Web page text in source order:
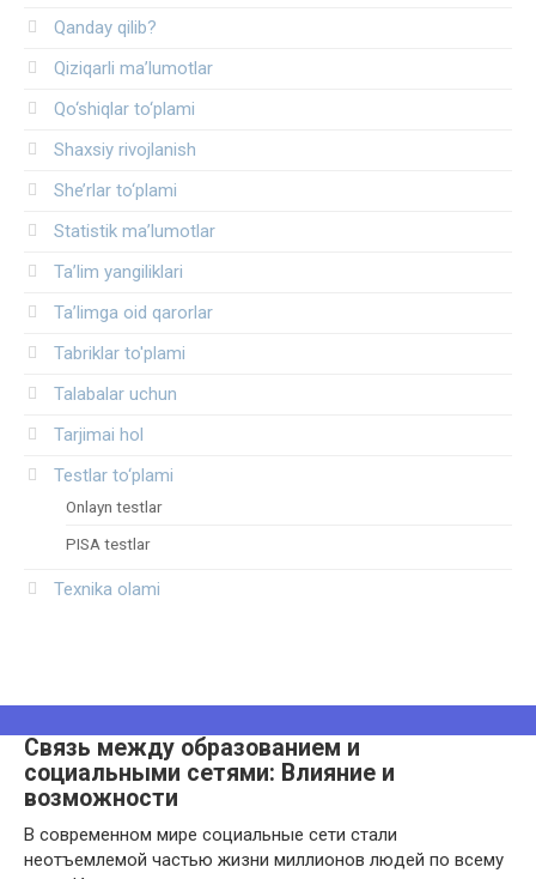
Qanday qilib?
Qiziqarli ma’lumotlar
Qo‘shiqlar to‘plami
Shaxsiy rivojlanish
She’rlar to‘plami
Statistik ma’lumotlar
Ta’lim yangiliklari
Ta’limga oid qarorlar
Tabriklar to'plami
Talabalar uchun
Tarjimai hol
Testlar to‘plami
Onlayn testlar
PISA testlar
Texnika olami
Связь между образованием и
социальными сетями: Влияние и
возможности
В современном мире социальные сети стали
неотъемлемой частью жизни миллионов людей по всему